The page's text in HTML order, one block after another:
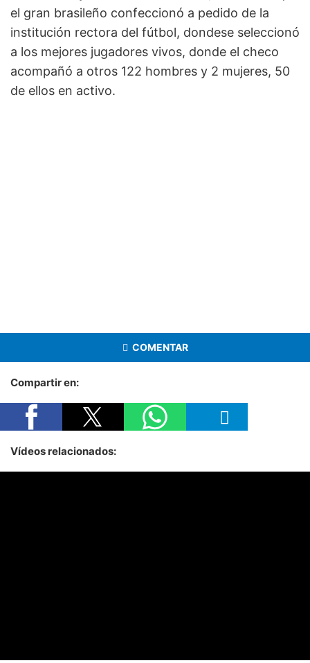
el gran brasileño confeccionó a pedido de la
institución rectora del fútbol, dondese seleccionó
a los mejores jugadores vivos, donde el checo
acompañó a otros 122 hombres y 2 mujeres, 50
de ellos en activo.
COMENTAR
Compartir en:
Vídeos relacionados: